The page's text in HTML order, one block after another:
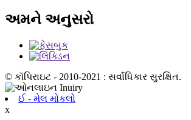
અમને અનુસરો
© કૉપિરાઇટ - 2010-2021 : સર્વાધિકાર સુરક્ષિત.
ઈ - મેલ મોકલો
x